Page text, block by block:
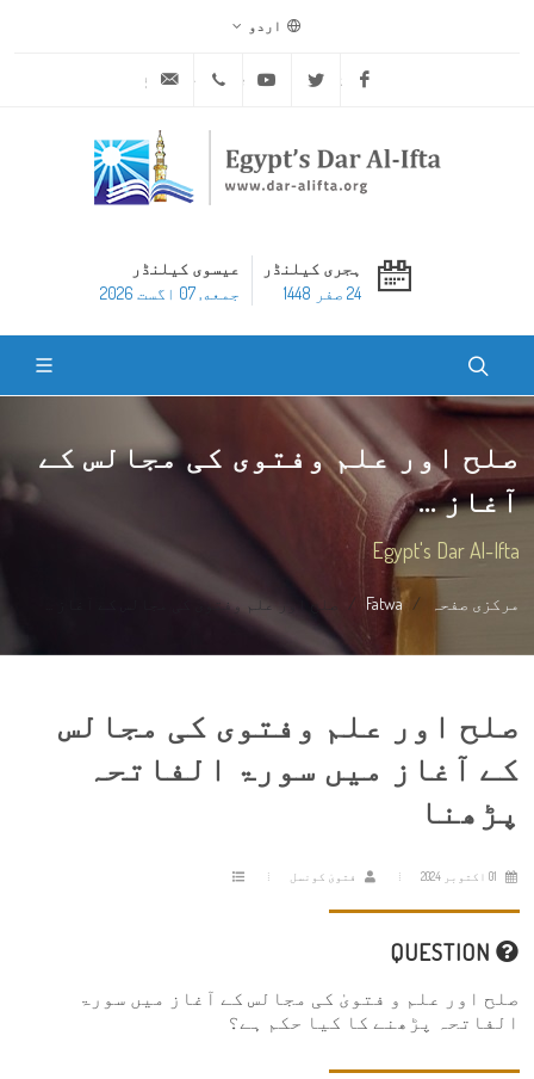
اردو
Facebook
Twitter
Youtube
ہجری کیلنڈر
24 صفر 1448
عیسوی کیلنڈر
جمعه, 07 اگست 2026
صلح اور علم وفتوی کی مجالس کے
آغاز ...
Egypt's Dar Al-Ifta
مرکزی صفحہ Fatwa صلح اور علم وفتوی کی مجالس کے آغاز ...
صلح اور علم وفتوی کی مجالس
کے آغاز میں سورۃ الفاتحہ
پڑھنا
فتویٰ کونسل
صلح اور علم و فتویٰ کی مجالس کے آغاز میں سورۃ
الفاتحہ پڑھنے کا کیا حکم ہے؟